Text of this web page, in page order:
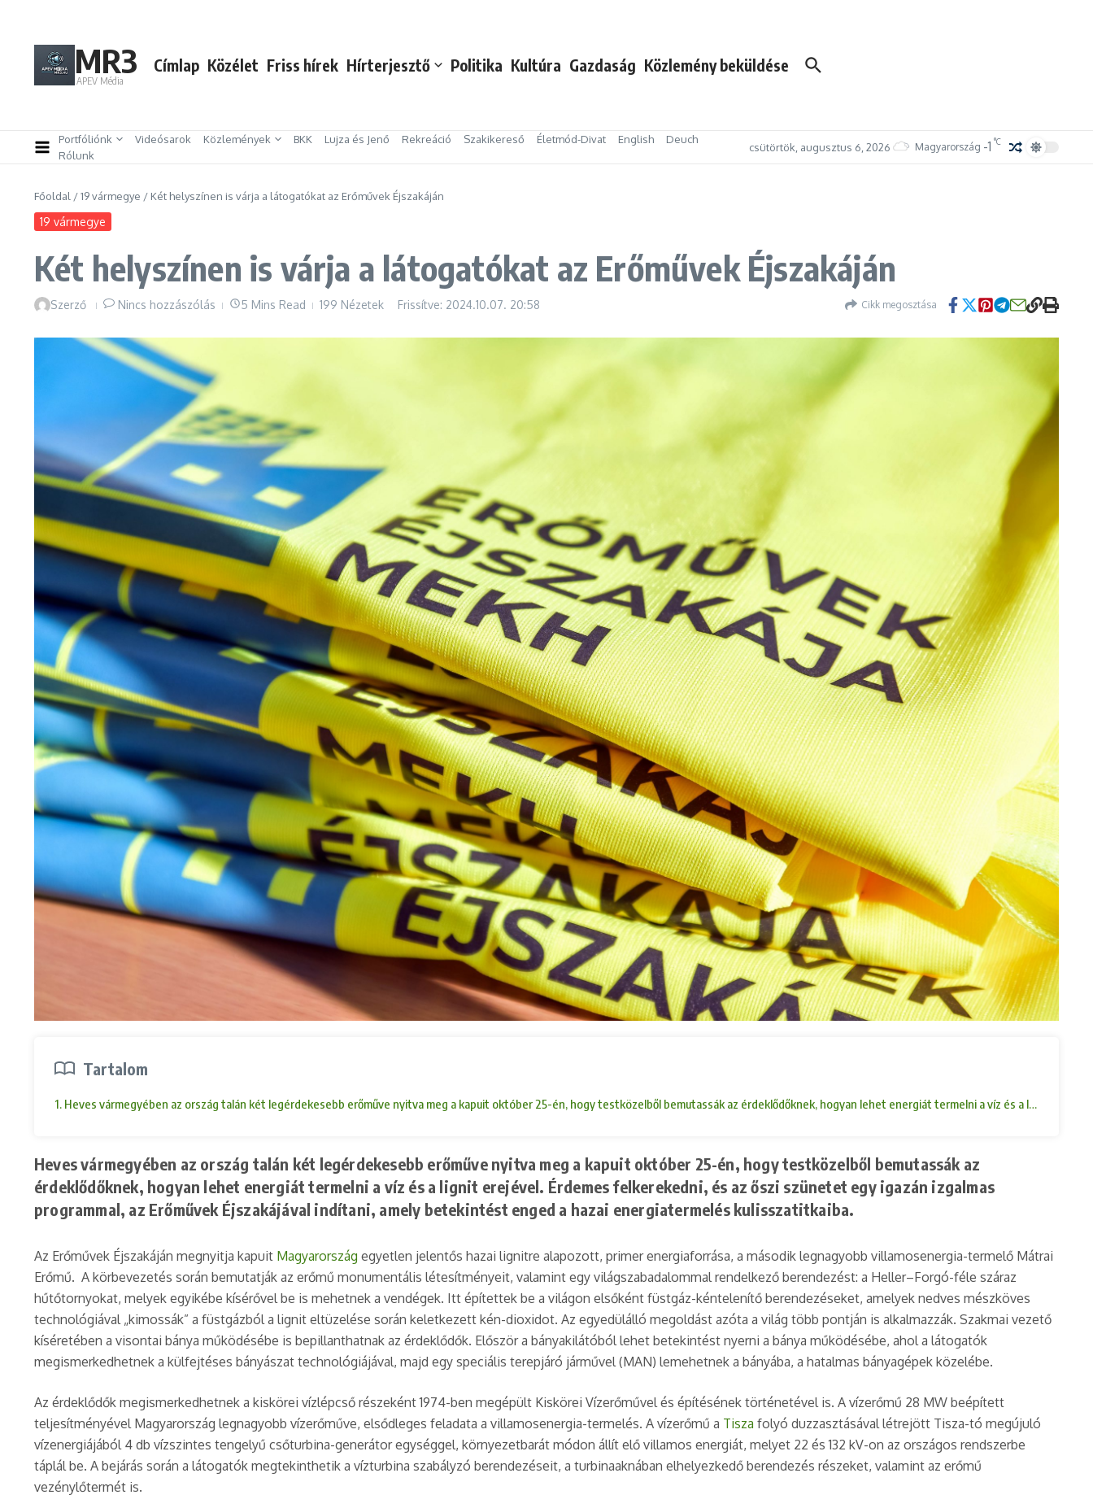
MR3
APEV Média
Címlap Közélet Friss hírek Hírterjesztő Politika Kultúra Gazdaság Közlemény beküldése
Portfóliónk Videósarok Közlemények BKK Lujza és Jenő Rekreáció Szakikereső Életmód-Divat English
Deuch
Rólunk
csütörtök, augusztus 6, 2026 Magyarország -1 °C
Főoldal /19 vármegye / Két helyszínen is várja a látogatókat az Erőművek Éjszakáján
19 vármegye
Két helyszínen is várja a látogatókat az Erőművek Éjszakáján
Szerző Nincs hozzászólás 5 Mins Read 199 Nézetek Frissítve: 2024.10.07. 20:58 Cikk megosztása
Tartalom
1. Heves vármegyében az ország talán két legérdekesebb erőműve nyitva meg a kapuit október 25-én, hogy testközelből bemutassák az érdeklődőknek, hogyan lehet energiát termelni a víz és a lignit
Heves vármegyében az ország talán két legérdekesebb erőműve nyitva meg a kapuit október 25-én, hogy testközelből bemutassák az
érdeklődőknek, hogyan lehet energiát termelni a víz és a lignit erejével. Érdemes felkerekedni, és az őszi szünetet egy igazán izgalmas
programmal, az Erőművek Éjszakájával indítani, amely betekintést enged a hazai energiatermelés kulisszatitkaiba.
Az Erőművek Éjszakáján megnyitja kapuit Magyarország egyetlen jelentős hazai lignitre alapozott, primer energiaforrása, a második legnagyobb villamosenergia-termelő Mátrai
Erőmű. A körbevezetés során bemutatják az erőmű monumentális létesítményeit, valamint egy világszabadalommal rendelkező berendezést: a Heller–Forgó-féle száraz
hűtőtornyokat, melyek egyikébe kísérővel be is mehetnek a vendégek. Itt építettek be a világon elsőként füstgáz-kéntelenítő berendezéseket, amelyek nedves mészköves
technológiával „kimossák” a füstgázból a lignit eltüzelése során keletkezett kén-dioxidot. Az egyedülálló megoldást azóta a világ több pontján is alkalmazzák. Szakmai vezető
kíséretében a visontai bánya működésébe is bepillanthatnak az érdeklődők. Először a bányakilátóból lehet betekintést nyerni a bánya működésébe, ahol a látogatók
megismerkedhetnek a külfejtéses bányászat technológiájával, majd egy speciális terepjáró járművel (MAN) lemehetnek a bányába, a hatalmas bányagépek közelébe.
Az érdeklődők megismerkedhetnek a kiskörei vízlépcső részeként 1974-ben megépült Kiskörei Vízerőművel és építésének történetével is. A vízerőmű 28 MW beépített
teljesítményével Magyarország legnagyobb vízerőműve, elsődleges feladata a villamosenergia-termelés. A vízerőmű a Tisza folyó duzzasztásával létrejött Tisza-tó megújuló
vízenergiájából 4 db vízszintes tengelyű csőturbina-generátor egységgel, környezetbarát módon állít elő villamos energiát, melyet 22 és 132 kV-on az országos rendszerbe
táplál be. A bejárás során a látogatók megtekinthetik a vízturbina szabályzó berendezéseit, a turbinaaknában elhelyezkedő berendezés részeket, valamint az erőmű
vezénylőtermét is.